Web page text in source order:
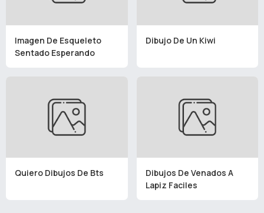
Imagen De Esqueleto
Sentado Esperando
Dibujo De Un Kiwi
Quiero Dibujos De Bts
Dibujos De Venados A
Lapiz Faciles